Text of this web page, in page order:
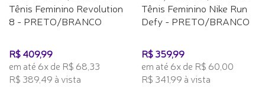
Tênis Feminino Revolution
8 - PRETO/BRANCO
R$ 409,99
em até 6x de R$ 68,33
R$ 389,49 à vista
Tênis Feminino Nike Run
Defy - PRETO/BRANCO
R$ 359,99
em até 6x de R$ 60,00
R$ 341,99 à vista